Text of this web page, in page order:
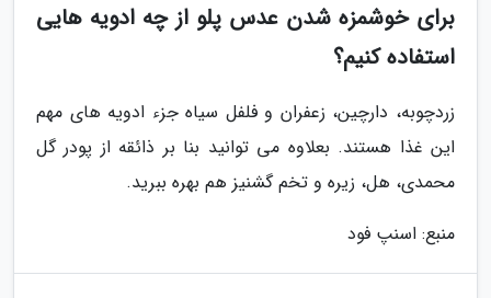
برای خوشمزه شدن عدس پلو از چه ادویه هایی
استفاده کنیم؟
زردچوبه، دارچین، زعفران و فلفل سیاه جزء ادویه های مهم
این غذا هستند. بعلاوه می توانید بنا بر ذائقه از پودر گل
محمدی، هل، زیره و تخم گشنیز هم بهره ببرید.
منبع: اسنپ فود